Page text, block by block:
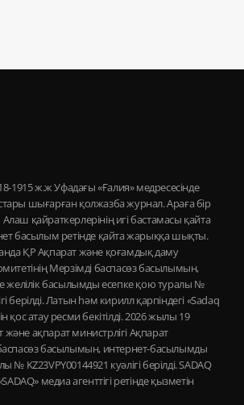
шығарған қолжазба журнал. Араға бір
қайраткерлерінің игі бастамасы қайта
басылым ретінде қайта жарыққа шықты.
ҚР Ақпарат және қоғамдық даму
Мерзімді баспасөз басылымын,
желілік басылымды есепке қою туралы №
берілді. Латын һәм кирилл қарпіндегі «Sadaq
қос атау ресми бекітілді. 2026 жылы 19
ақпарат министрлігі Ақпарат
баспасөз басылымын, интернет-басылымды
№ KZ23VPY00144921 куәлігі берілді. SADAQ
медиа агенттігі ретінде қызметін